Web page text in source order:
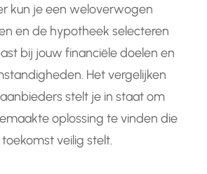
kun je een weloverwogen
en de hypotheek selecteren
bij jouw financiële doelen en
Het vergelijken
stelt je in staat om
oplossing te vinden die
veilig stelt.